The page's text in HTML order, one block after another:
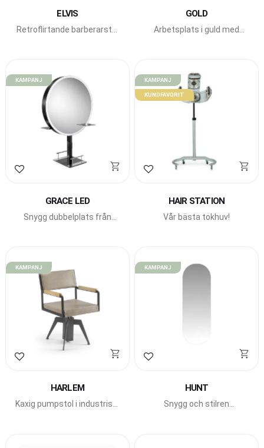
ELVIS
Retroflirtande barberarstol
GOLD
Arbetsplats i guld med
Lägg till i favoriter
GRACE LED
Snygg dubbelplats från
KAMPANJ
Lägg till i favoriter
HAIR STATION
Vår bästa tokhuv!
KAMPANJ
KUNDFAVORIT
Lägg till i favoriter
HARLEM
Kaxig pumpstol i industristil
KAMPANJ
Lägg till i favoriter
HUNT
Snygg och stilren
KAMPANJ